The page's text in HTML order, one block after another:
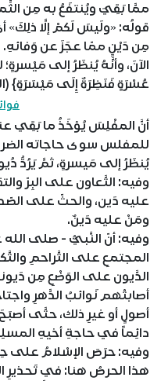
ممَّا بَقِيَ ويُنتفَعُ به مِن
قولُه: «ولَيسَ لَكمْ إلَّا
مِن دَيْنٍ ممّا عجَزَ عن وَفائهِ.
الآنَ، وأنَّهُ يُنظَرُ إلى
عُسْرَةٍ فَنَظِرَةٌ إِلَى مَيْسَرَةٍ} (البقرة:280).
أنَّ المفْلِسَ يُؤخَذُ ما بَقِي
للمفلس سوى حاجاته
يُنظَرُ إلى مَيسرةٍ، ثمَّ يَرُدُّ
وفيه: التَّعاون على البِرّ
عليه دَين، والحثّ على
ومَنْ عليه دَينٌ.
وفيه: أنّ النَّبيُّ - صلى
المجتمعِ على التَّراحمِ
الدَّيون على الوَضْعِ مِن
أصابتْهم نَوائبُ الدَّهرِ
أصولٍ أو غيرِ ذلك، حتَّى
دائِماً في حاجةِ أخيهِ
وفيه: حرَصَ الإسْلامُ على
هذا الحرصُ هنا: في تَحذيرِ